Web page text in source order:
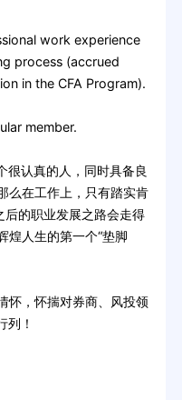
work experience
process (accrued
in the CFA Program).
member.
认真的人，同时具备良
么在工作上，只有踏实肯
后的职业发展之路会走得
煌人生的第一个“垫脚
，怀揣对券商、风投领
列！